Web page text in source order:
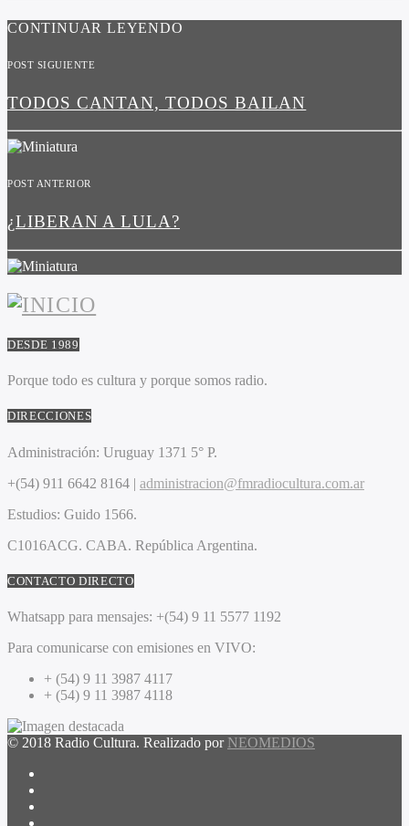
CONTINUAR LEYENDO
POST SIGUIENTE
TODOS CANTAN, TODOS BAILAN
POST ANTERIOR
¿LIBERAN A LULA?
DESDE 1989
Porque todo es cultura y porque somos radio.
DIRECCIONES
Administración: Uruguay 1371 5° P.
+(54) 911 6642 8164 | administracion@fmradiocultura.com.ar
Estudios: Guido 1566.
C1016ACG. CABA. República Argentina.
CONTACTO DIRECTO
Whatsapp para mensajes: +(54) 9 11 5577 1192
Para comunicarse con emisiones en VIVO:
+ (54) 9 11 3987 4117
+ (54) 9 11 3987 4118
© 2018 Radio Cultura. Realizado por NEOMEDIOS